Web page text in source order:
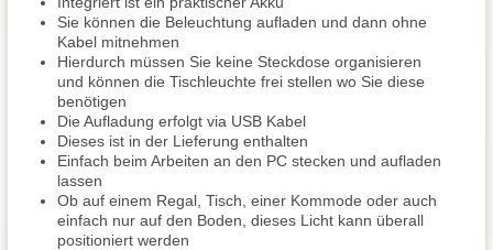
Sie können die Beleuchtung aufladen und dann ohne
Kabel mitnehmen
Hierdurch müssen Sie keine Steckdose organisieren
und können die Tischleuchte frei stellen wo Sie diese
benötigen
Die Aufladung erfolgt via USB Kabel
Dieses ist in der Lieferung enthalten
Einfach beim Arbeiten an den PC stecken und aufladen
lassen
Ob auf einem Regal, Tisch, einer Kommode oder auch
einfach nur auf den Boden, dieses Licht kann überall
positioniert werden